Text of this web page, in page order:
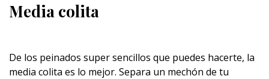
Media colita
De los peinados super sencillos que puedes hacerte, la
media colita es lo mejor. Separa un mechón de tu